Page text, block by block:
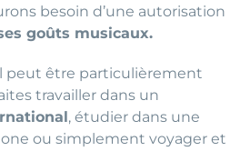
besoin d’une autorisation
goûts musicaux.
peut être particulièrement
travailler dans un
, étudier dans une
ou simplement voyager et